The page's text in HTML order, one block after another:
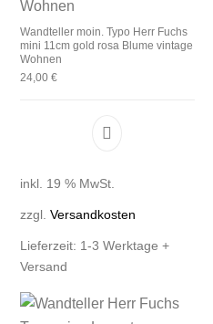
Wandteller moin. Typo Herr Fuchs
mini 11cm gold rosa Blume vintage
Wohnen
24,00 €
inkl. 19 % MwSt.
zzgl. Versandkosten
Lieferzeit: 1-3 Werktage +
Versand